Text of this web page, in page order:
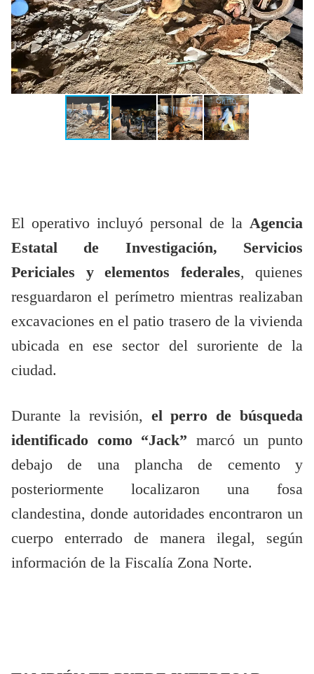
El operativo incluyó personal de la Agencia
Estatal de Investigación, Servicios
Periciales y elementos federales, quienes
resguardaron el perímetro mientras realizaban
excavaciones en el patio trasero de la vivienda
ubicada en ese sector del suroriente de la
ciudad.
Durante la revisión, el perro de búsqueda
identificado como “Jack” marcó un punto
debajo de una plancha de cemento y
posteriormente localizaron una fosa
clandestina, donde autoridades encontraron un
cuerpo enterrado de manera ilegal, según
información de la Fiscalía Zona Norte.